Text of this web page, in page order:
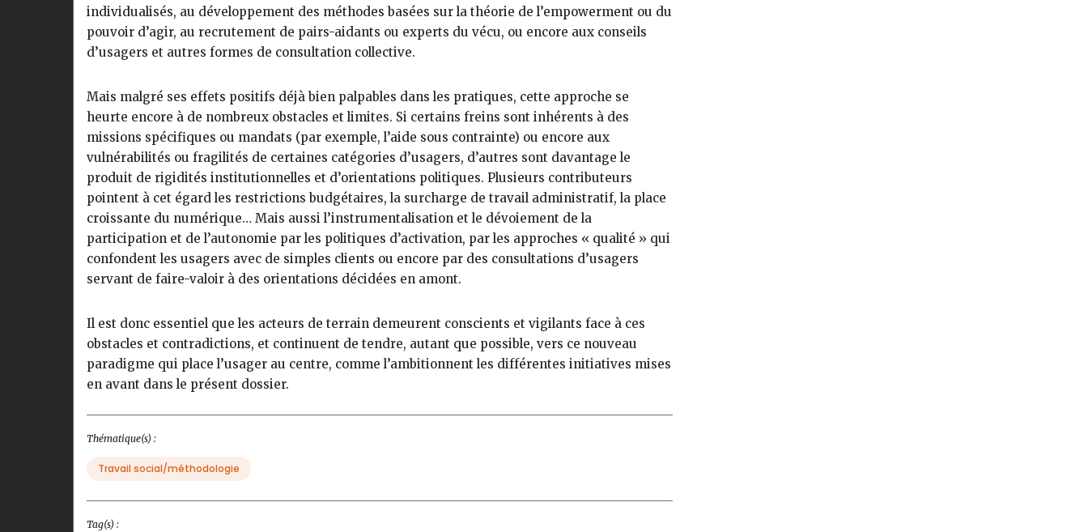
individualisés, au développement des méthodes basées sur la théorie de l’empowerment ou du
pouvoir d’agir, au recrutement de pairs-aidants ou experts du vécu, ou encore aux conseils
d’usagers et autres formes de consultation collective.
Mais malgré ses effets positifs déjà bien palpables dans les pratiques, cette approche se
heurte encore à de nombreux obstacles et limites. Si certains freins sont inhérents à des
missions spécifiques ou mandats (par exemple, l’aide sous contrainte) ou encore aux
vulnérabilités ou fragilités de certaines catégories d’usagers, d’autres sont davantage le
produit de rigidités institutionnelles et d’orientations politiques. Plusieurs contributeurs
pointent à cet égard les restrictions budgétaires, la surcharge de travail administratif, la place
croissante du numérique… Mais aussi l’instrumentalisation et le dévoiement de la
participation et de l’autonomie par les politiques d’activation, par les approches « qualité » qui
confondent les usagers avec de simples clients ou encore par des consultations d’usagers
servant de faire-valoir à des orientations décidées en amont.
Il est donc essentiel que les acteurs de terrain demeurent conscients et vigilants face à ces
obstacles et contradictions, et continuent de tendre, autant que possible, vers ce nouveau
paradigme qui place l’usager au centre, comme l’ambitionnent les différentes initiatives mises
en avant dans le présent dossier.
Thématique(s) :
Travail social/méthodologie
Tag(s) :